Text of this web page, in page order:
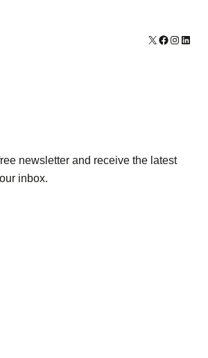
X Facebook
newsletter and receive the latest
inbox.